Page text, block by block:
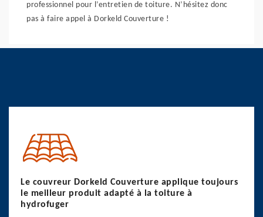
professionnel pour l’entretien de toiture. N’hésitez donc
pas à faire appel à Dorkeld Couverture !
Le couvreur Dorkeld Couverture applique toujours
le meilleur produit adapté à la toiture à
hydrofuger